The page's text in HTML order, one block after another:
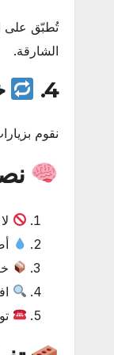
تُطبّق على
الشارقة.
4.
نقوم